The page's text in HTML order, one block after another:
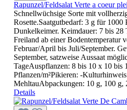
Rapunzel/Feldsalat Verte a coeur
Schnellwüchsige Sorte mit
Rosette.Saatgutbedarf: 3 g für 1000
Dunkelkeimer. Keimdauer: 7 bis 28
Freiland ab einer Bodentemperatur
Februar/April bis Juli/September.
September, satzweise Aussaat
TageAuspflanzen: 8 bis 10 x 10 bis
Pflanzen/m²Pikieren: -
MehltauAbpackungen: 10 g, 100 g,
Details